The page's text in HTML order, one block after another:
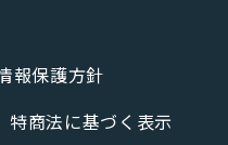
報保護方針
特商法に基づく表示